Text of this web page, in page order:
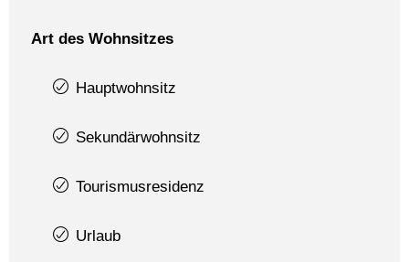
Art des Wohnsitzes
Hauptwohnsitz
Sekundärwohnsitz
Tourismusresidenz
Urlaub